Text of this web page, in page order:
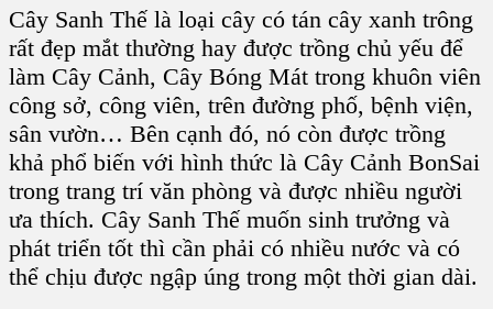
Cây Sanh Thế là loại cây có tán cây xanh trông
rất đẹp mắt thường hay được trồng chủ yếu để
làm Cây Cảnh, Cây Bóng Mát trong khuôn viên
công sở, công viên, trên đường phố, bệnh viện,
sân vườn… Bên cạnh đó, nó còn được trồng
khả phổ biến với hình thức là Cây Cảnh BonSai
trong trang trí văn phòng và được nhiều người
ưa thích. Cây Sanh Thế muốn sinh trưởng và
phát triển tốt thì cần phải có nhiều nước và có
thể chịu được ngập úng trong một thời gian dài.